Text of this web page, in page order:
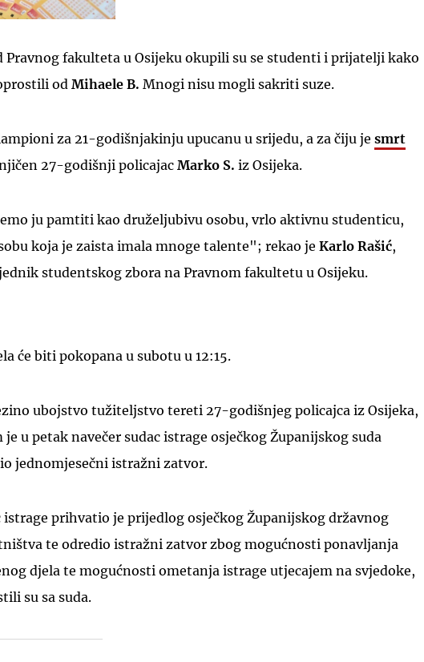
Pravnog fakulteta u Osijeku okupili su se studenti i prijatelji kako
od Mihaele B. Mnogi nisu mogli sakriti suze.
za 21-godišnjakinju upucanu u srijedu, a za čiju je smrt
27-godišnji policajacMarko S. iz Osijeka.
ju pamtiti kao druželjubivu osobu, vrlo aktivnu studenticu,
koja je zaista imala mnoge talente"; rekao je Karlo Rašić,
studentskog zbora na Pravnom fakultetu u Osijeku.
će biti pokopana u subotu u 12:15.
ubojstvo tužiteljstvo tereti 27-godišnjeg policajca iz Osijeka,
je u petak navečer sudac istrage osječkog Županijskog suda
jednomjesečni istražni zatvor.
istrage prihvatio je prijedlog osječkog Županijskog državnog
te odredio istražni zatvor zbog mogućnosti ponavljanja
djela te mogućnosti ometanja istrage utjecajem na svjedoke,
su sa suda.
UKLJUČITE NOTIFIKACIJE